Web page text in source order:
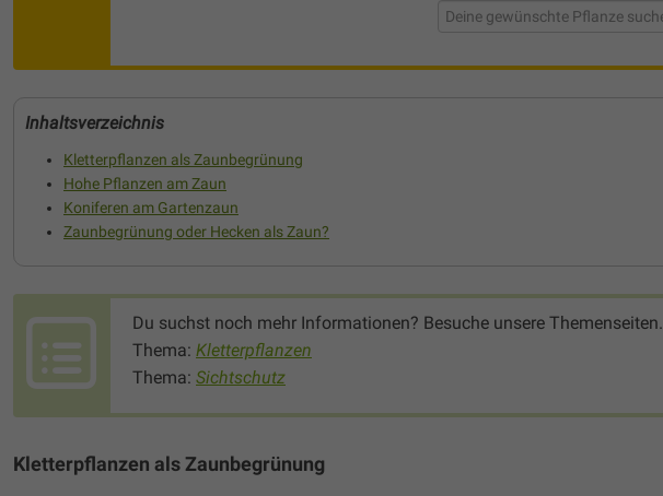
Inhaltsverzeichnis
Kletterpflanzen als Zaunbegrünung
Hohe Pflanzen am Zaun
Koniferen am Gartenzaun
Zaunbegrünung oder Hecken als Zaun?
Du suchst noch mehr Informationen? Besuche unsere Themenseiten.
Thema: Kletterpflanzen
Thema: Sichtschutz
Kletterpflanzen als Zaunbegrünung